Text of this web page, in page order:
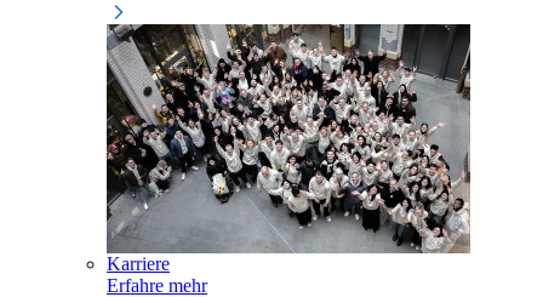
Karriere
Erfahre mehr